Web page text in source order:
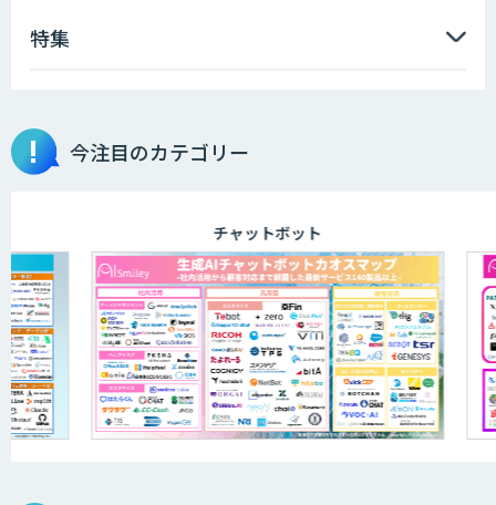
完全無料の次世代RPA「マクロマン」
RPA定型業務ロボット自動化ソリューシ
ョン UiPath/Automate
FPT RPAソリューション
特集
今注目のカテゴリー
チャットボット